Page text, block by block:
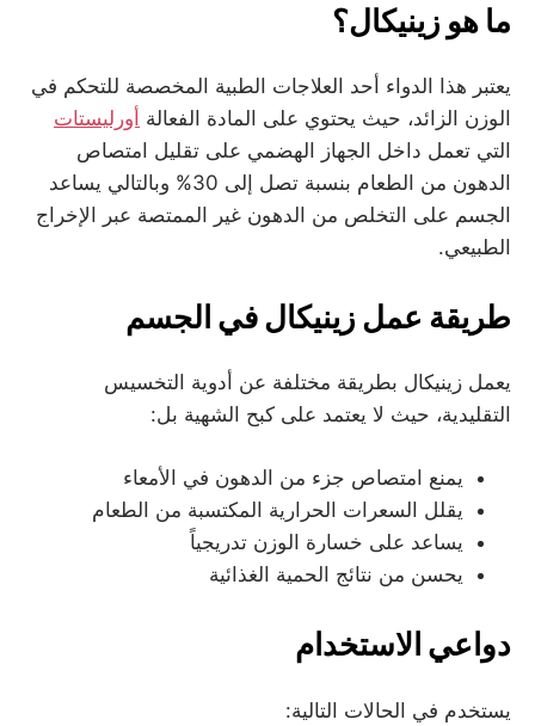
ما هو زينيكال؟
يعتبر هذا الدواء أحد العلاجات الطبية المخصصة للتحكم في
الوزن الزائد، حيث يحتوي على المادة الفعالة أورليستات
التي تعمل داخل الجهاز الهضمي على تقليل امتصاص
الدهون من الطعام بنسبة تصل إلى 30% وبالتالي يساعد
الجسم على التخلص من الدهون غير الممتصة عبر الإخراج
الطبيعي.
طريقة عمل زينيكال في الجسم
يعمل زينيكال بطريقة مختلفة عن أدوية التخسيس
التقليدية، حيث لا يعتمد على كبح الشهية بل:
يمنع امتصاص جزء من الدهون في الأمعاء
يقلل السعرات الحرارية المكتسبة من الطعام
يساعد على خسارة الوزن تدريجياً
يحسن من نتائج الحمية الغذائية
دواعي الاستخدام
يستخدم في الحالات التالية: